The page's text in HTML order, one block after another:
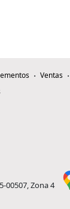
Ventas
00507, Zona 4